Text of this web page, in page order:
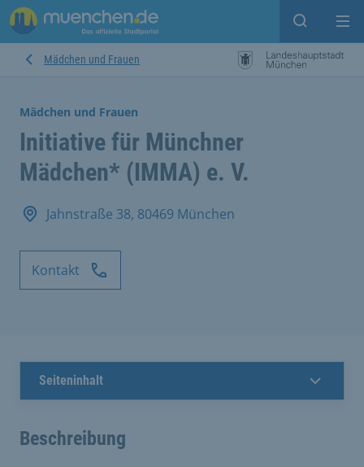
Suche
Mädchen und Frauen
Mädchen und Frauen
Initiative für Münchner
Mädchen* (IMMA) e. V.
Jahnstraße 38, 80469 München
Kontakt
Seiteninhalt
Beschreibung